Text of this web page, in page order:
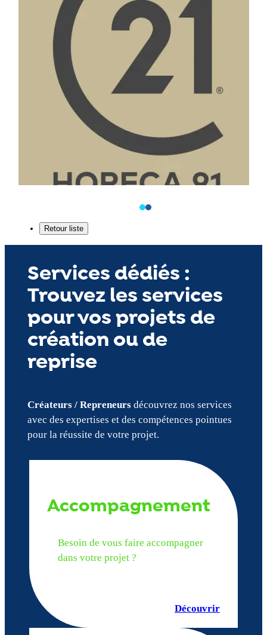
Services dédiés :
Trouvez les services
pour vos projets de
création ou de
reprise
Créateurs / Repreneursdécouvrez nos services
avec des expertises et des compétences pointues
pour la réussite de votre projet.
Accompagnement
Besoin de vous faire accompagner
dans votre projet ?
Découvrir